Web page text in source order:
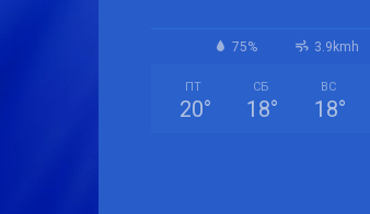
75% 3.9kmh
ПТ
20°
СБ
18°
ВС
18°